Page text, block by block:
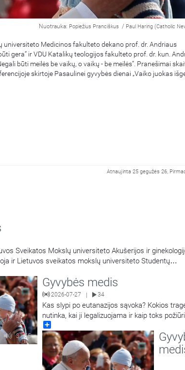
Nuotrauka: Popiežius Pranciškus / Paul Haring (Catholic
universiteto Medicinos fakulteto dekano prof. dr. Andriaus
gera“ ir VDU Katalikų teologijos fakulteto prof. dr. kun.
būti meilės be vaikų, o vaikų - be meilės“. Pranešimai
skirtoje Pasaulinei gyvybės dienai „Vaiko juokas
Atnaujinta 25 gegužės 26,
Sveikatos Mokslų universiteto Akušerijos ir
ir Lietuvos sveikatos mokslų universiteto Studentų
Šioje laidoje pokalbis: Nuo medicinos ir
paslapčių ir moters sveikatos. Laidos vedėjas
37:55
Gyvybės medis
2026-07-27 | 34
Kas slypi po eutanazijos sąvoka? Kokios
nutinka, kai ji legalizuojama ir kaip toks
visos visuomenės vertybes bei kasdienybę?
gydytojas, kunigas, bioetikos specialistas
Andrius Narbekovas. Laidą veda Regina